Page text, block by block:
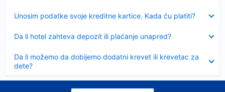
Unosim podatke svoje kreditne kartice. Kada ću platiti?
Da li hotel zahteva depozit ili plaćanje unapred?
Da li možemo da dobijemo dodatni krevet ili krevetac za
dete?